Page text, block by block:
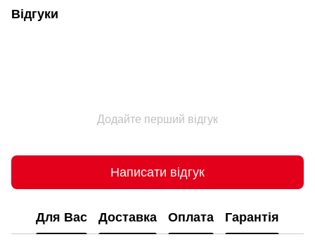
Відгуки
Додайте перший відгук
Написати відгук
Для Вас Доставка Оплата Гарантія